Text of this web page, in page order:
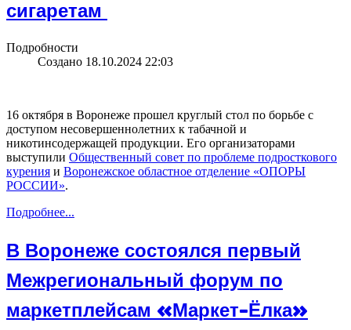
сигаретам
Подробности
Создано 18.10.2024 22:03
16 октября в Воронеже прошел круглый стол по борьбе с
доступом несовершеннолетних к табачной и
никотинсодержащей продукции. Его организаторами
выступили Общественный совет по проблеме подросткового
курения и Воронежское областное отделение «ОПОРЫ
РОССИИ».
Подробнее...
В Воронеже состоялся первый
Межрегиональный форум по
маркетплейсам «Маркет-Ёлка»